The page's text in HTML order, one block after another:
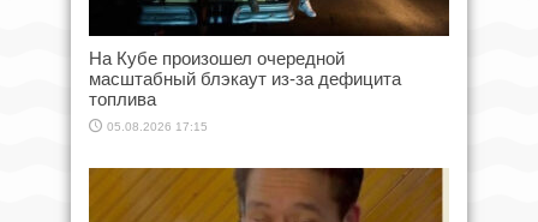
На Кубе произошел очередной
масштабный блэкаут из-за дефицита
топлива
05.08.2026 17:15